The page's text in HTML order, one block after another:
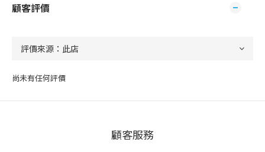
顧客評價
尚未有任何評價
顧客服務